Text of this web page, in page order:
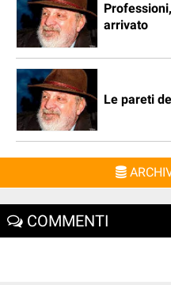
arrivato
Le pareti
COMMENTI